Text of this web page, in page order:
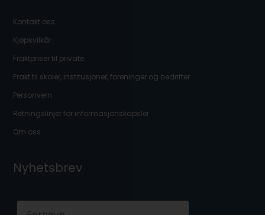
Kontakt oss
Kjøpsvilkår
Fraktpriser til private
Frakt til skoler, institusjoner, foreninger og bedrifter
Personvern
Retningslinjer for informasjonskapsler
Om oss
Nyhetsbrev